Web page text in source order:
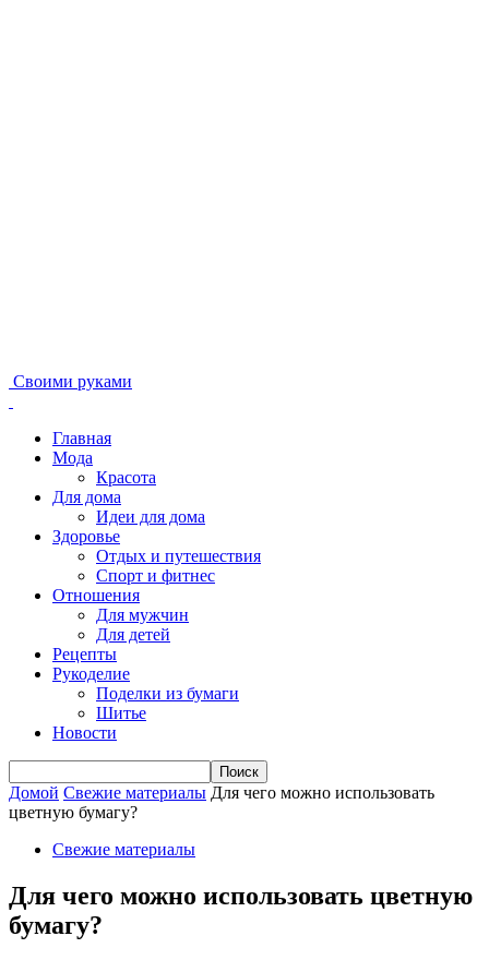
Своими руками
Главная
Мода
Красота
Для дома
Идеи для дома
Здоровье
Отдых и путешествия
Спорт и фитнес
Отношения
Для мужчин
Для детей
Рецепты
Рукоделие
Поделки из бумаги
Шитье
Новости
Домой Свежие материалы Для чего можно использовать
цветную бумагу?
Свежие материалы
Для чего можно использовать цветную
бумагу?